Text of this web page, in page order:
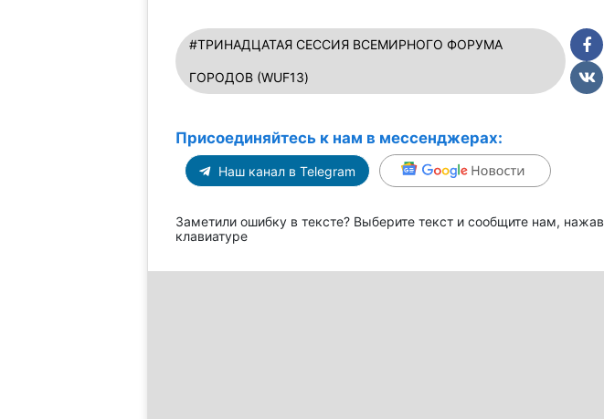
#ТРИНАДЦАТАЯ СЕССИЯ ВСЕМИРНОГО ФОРУМА
ГОРОДОВ (WUF13)
Присоединяйтесь к нам в мессенджерах:
Наш канал в Telegram
Заметили ошибку в тексте? Выберите текст и сообщите нам, нажав
клавиатуре